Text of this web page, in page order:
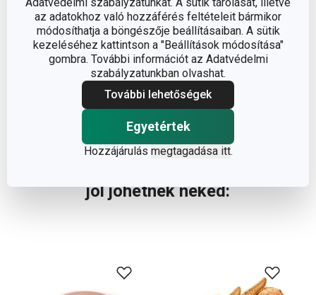
az adatokhoz való hozzáférés feltételeit bármikor
módosíthatja a böngészője beállításaiban. A sütik
kezeléséhez kattintson a "Beállítások módosítása"
gombra. További információt az Adatvédelmi
szabályzatunkban olvashat.
További lehetőségek
Egyetértek
Hozzájárulás megtagadása itt.
A gulyásleves vagy a sült hús mellé jól lehűtött sört
ajánlunk. A legfinomabb természetesen a csapolt! Ha van
a közelben kedvenc kocsmád, ugorj le a formatervezett
myBEER kancsóval, amelyben akár 5 korsónyi sör is elfér.
A kancsót egyedi mérőskálával szereltük fel, és
elsőosztályú boroszilikát üvegből gyártjuk.
jól jöhetnek neked: